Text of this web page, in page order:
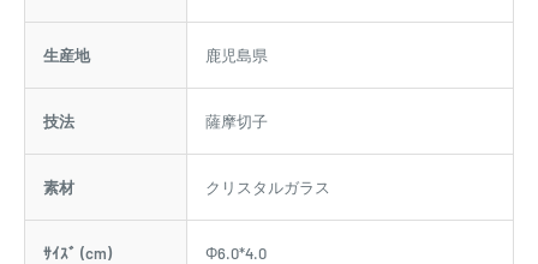
生産地 鹿児島県
技法 薩摩切子
素材 クリスタルガラス
ｻｲｽﾞ (cm) Φ6.0*4.0